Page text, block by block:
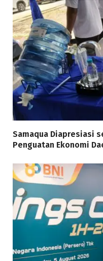
Samaqua Diapresiasi
Penguatan Ekonomi